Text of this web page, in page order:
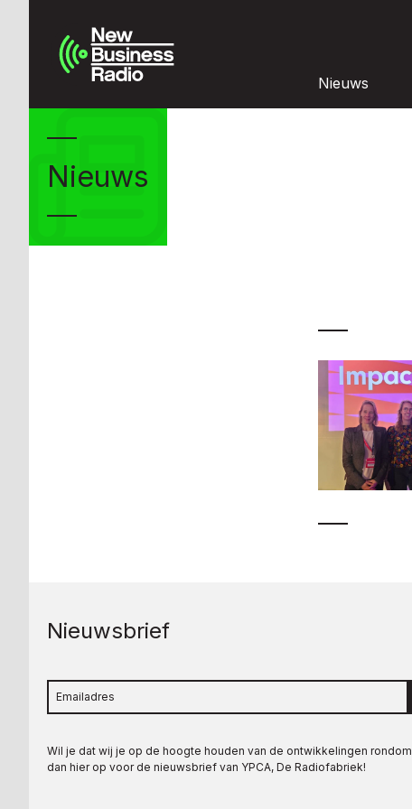
Nieuws
Nieuws
Nieuwsbrief
Wil je dat wij je op de hoogte houden van de ontwikkelingen rondom
dan hier op voor de nieuwsbrief van YPCA, De Radiofabriek!